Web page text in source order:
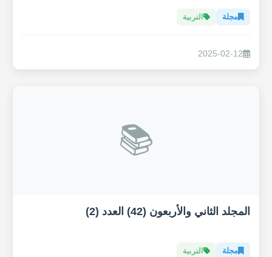
مجلة التربية
2025-02-12
📚
المجلد الثاني والأربعون (42) العدد (2)
مجلة التربية